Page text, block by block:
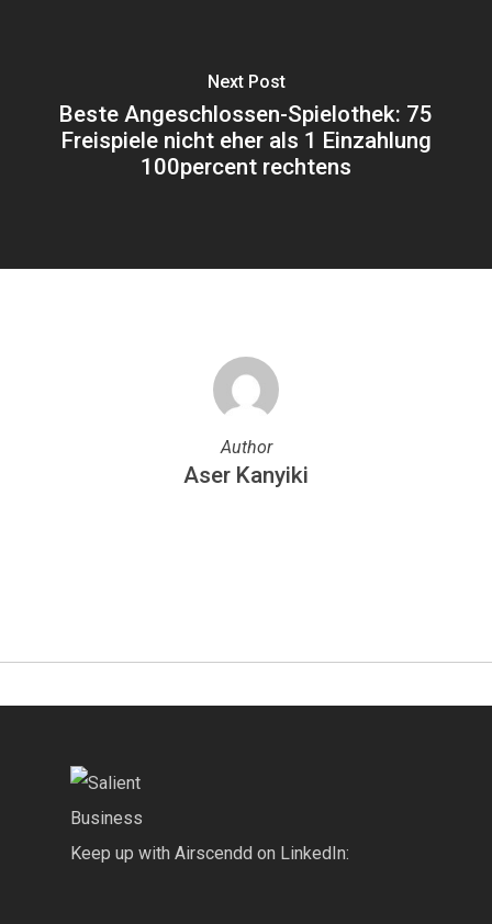
Next Post
Beste Angeschlossen-Spielothek: 75
Freispiele nicht eher als 1 Einzahlung
100percent rechtens
Author
Aser Kanyiki
Keep up with Airscendd on LinkedIn: